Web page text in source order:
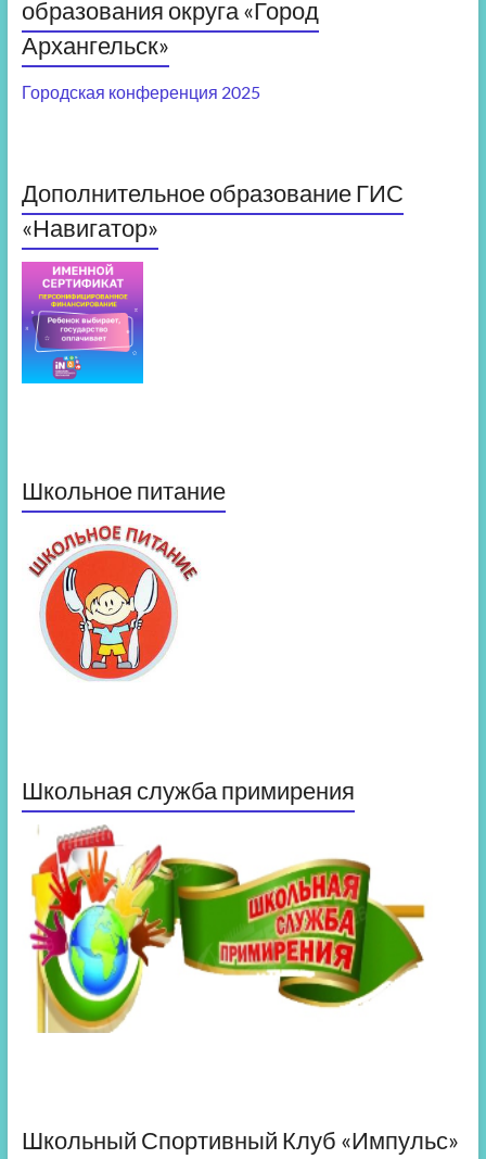
образования округа «Город
Архангельск»
Городская конференция 2025
Дополнительное образование ГИС
«Навигатор»
Школьное питание
Школьная служба примирения
Школьный Спортивный Клуб «Импульс»